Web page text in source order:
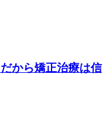
から矯正治療は信